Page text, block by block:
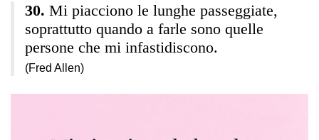
Mi piacciono le lunghe passeggiate,
soprattutto quando a farle sono quelle
persone che mi infastidiscono.
(Fred Allen)